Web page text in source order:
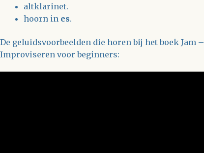
altklarinet.
hoorn in es.
De geluidsvoorbeelden die horen bij het boek Jam –
Improviseren voor beginners: